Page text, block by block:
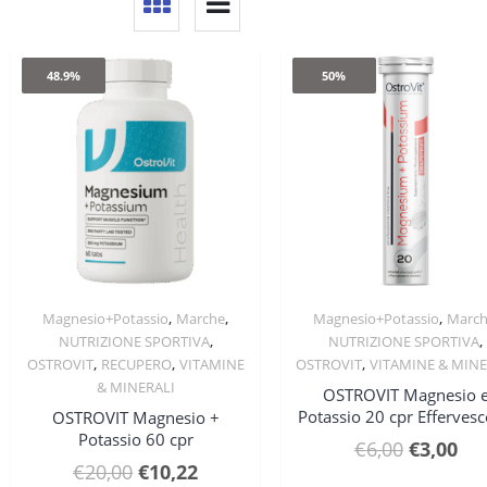
48.9%
Quick View
Magnesio+Potassio, Marche,
NUTRIZIONE SPORTIVA,
OSTROVIT, RECUPERO, VITAMINE
& MINERALI
OSTROVIT Magnesio +
Potassio 60 cpr
€20,00 Il
€10,22Il
50%
Quick View
Magnesio+Potassio,
NUTRIZIONE SPORTIVA,
OSTROVIT, VITAMINE &
OSTROVIT Magnesio
Potassio 20 cpr
€6,00 Il
€3,00Il